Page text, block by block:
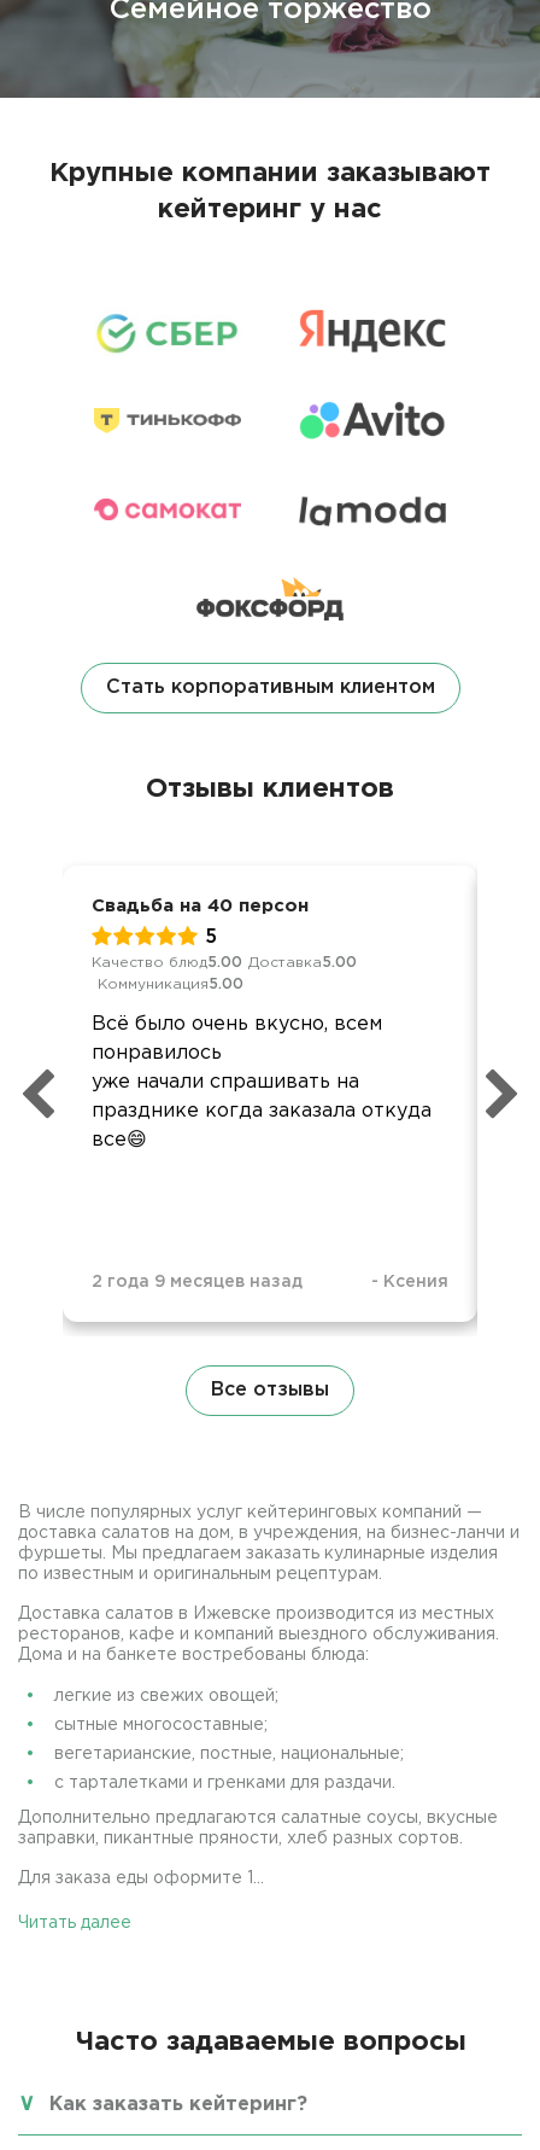
Семейное торжество
Крупные компании заказывают
кейтеринг у нас
Стать корпоративным клиентом
Отзывы клиентов
Свадьба на 40 персон
5
Качество блюд5.00 Доставка5.00
Коммуникация5.00
Всё было очень вкусно, всем
понравилось
уже начали спрашивать на
празднике когда заказала откуда
все😄
2 года 9 месяцев назад - Ксения
Все отзывы
В числе популярных услуг кейтеринговых компаний —
доставка салатов на дом, в учреждения, на бизнес-ланчи и
фуршеты. Мы предлагаем заказать кулинарные изделия
по известным и оригинальным рецептурам.
Доставка салатов в Ижевске производится из местных
ресторанов, кафе и компаний выездного обслуживания.
Дома и на банкете востребованы блюда:
легкие из свежих овощей;
сытные многосоставные;
вегетарианские, постные, национальные;
с тарталетками и гренками для раздачи.
Дополнительно предлагаются салатные соусы, вкусные
заправки, пикантные пряности, хлеб разных сортов.
Для заказа еды оформите 1...
Читать далее
Часто задаваемые вопросы
Как заказать кейтеринг?